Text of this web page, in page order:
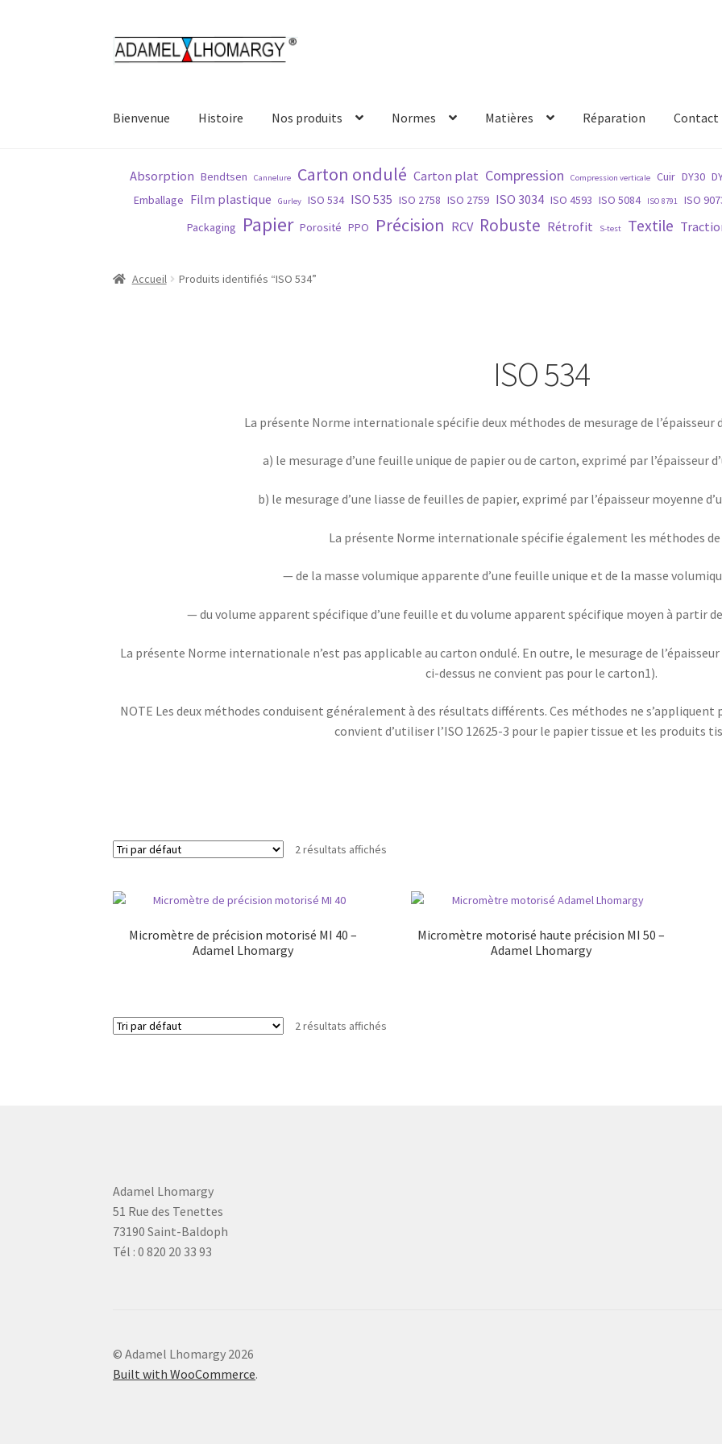
Aller
à
Aller
au
Bienvenue Histoire Nos produits Normes Matières Réparation Contact
Accueil Contact Histoire NormesNos produitsRéparation
Absorption Bendtsen Cannelure Carton ondulé Carton plat Compression Compression verticale Cuir DY30
Emballage Film plastique Gurley ISO 534 ISO 535 ISO 2758 ISO 2759 ISO 3034 ISO 4593 ISO 5084 ISO 8791 ISO
Packaging
Papier Porosité PPO Précision RCV Robuste Rétrofit S-test Textile
Accueil Produits identifiés “ISO 534”
ISO 534
La présente Norme internationale spécifie deux méthodes de mesurage de l’épaisseur
a) le mesurage d’une feuille unique de papier ou de carton, exprimé par l’épaisseur
b) le mesurage d’une liasse de feuilles de papier, exprimé par l’épaisseur moyenne
La présente Norme internationale spécifie également les méthodes
— de la masse volumique apparente d’une feuille unique et de la masse
— du volume apparent spécifique d’une feuille et du volume apparent spécifique moyen à partir
La présente Norme internationale n’est pas applicable au carton ondulé. En outre, le mesurage de
ci-dessus ne convient pas pour le carton1).
NOTE Les deux méthodes conduisent généralement à des résultats différents. Ces méthodes ne
convient d’utiliser l’ISO 12625-3 pour le papier tissue et les produits
2 résultats affichés
Micromètre de précision motorisé MI 40 –
Adamel Lhomargy
Micromètre motorisé haute précision MI 50 –
Adamel Lhomargy
2 résultats affichés
Adamel Lhomargy
51 Rue des Tenettes
73190 Saint-Baldoph
Tél : 0 820 20 33 93
© Adamel Lhomargy 2026
Built with WooCommerce.